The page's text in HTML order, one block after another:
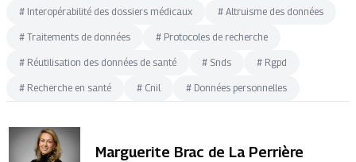
# Interopérabilité des dossiers médicaux # Altruisme des données
# Traitements de données # Protocoles de recherche
# Réutilisation des données de santé # Snds # Rgpd
# Recherche en santé # Cnil # Données personnelles
Marguerite Brac de La Perrière